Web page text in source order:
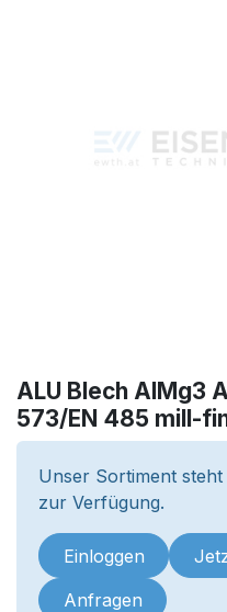
ALU Blech AlMg3
573/EN 485 mill-
Unser Sortiment
zur Verfügung.
Einloggen
Anfragen